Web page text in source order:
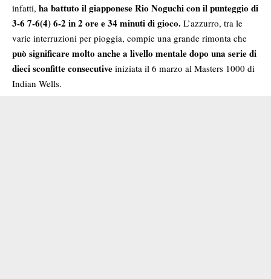
infatti, ha battuto il giapponese Rio Noguchi con il punteggio di
3-6 7-6(4) 6-2 in 2 ore e 34 minuti di gioco. L’azzurro, tra le
varie interruzioni per pioggia, compie una grande rimonta che
può significare molto anche a livello mentale dopo una serie di
dieci sconfitte consecutive iniziata il 6 marzo al Masters 1000 di
Indian Wells.